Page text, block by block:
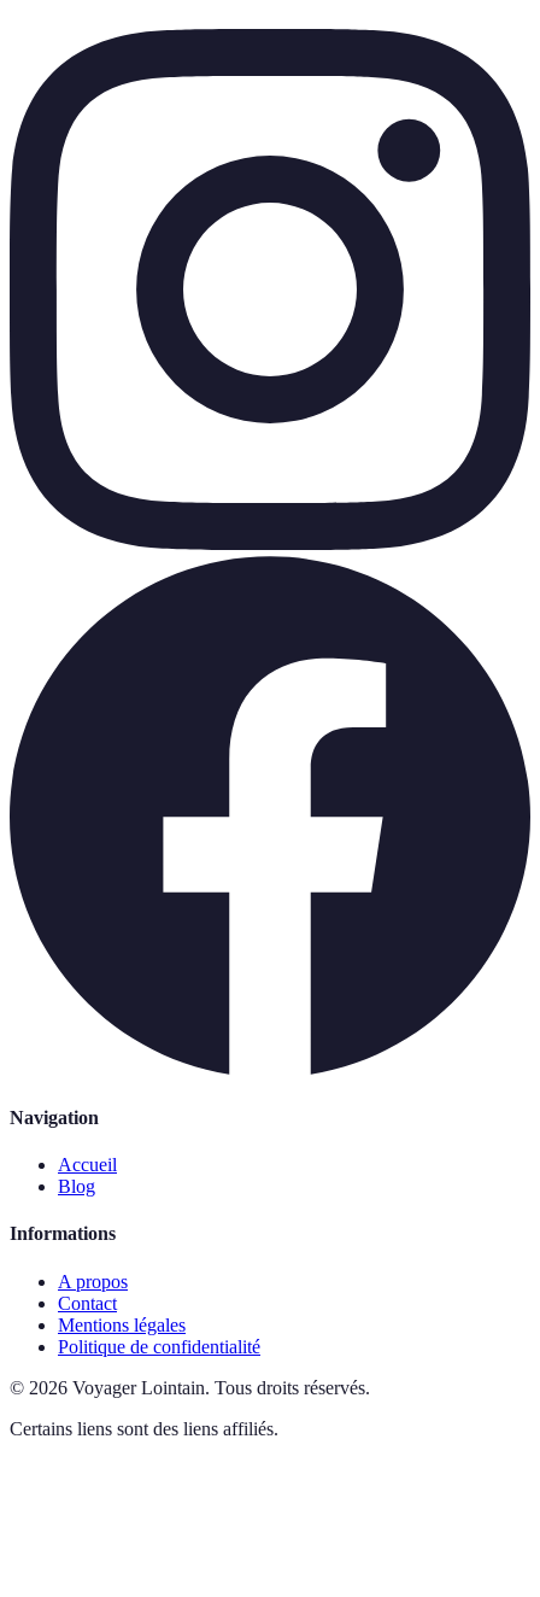
Navigation
Accueil
Blog
Informations
A propos
Contact
Mentions légales
Politique de confidentialité
© 2026 Voyager Lointain. Tous droits réservés.
Certains liens sont des liens affiliés.